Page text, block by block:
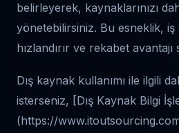
belirleyerek, kaynaklarınızı
yönetebilirsiniz. Bu esneklik, iş
hızlandırır ve rekabet avantajı
Dış kaynak kullanımı ile ilgili
isterseniz, [Dış Kaynak Bilgi
(https://